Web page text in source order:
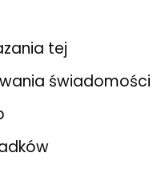
tej
świadomości